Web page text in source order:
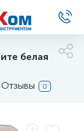
белая
Отзывы 0